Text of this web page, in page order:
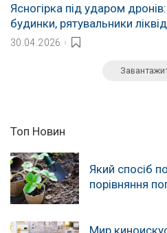
Ясногірка під ударом
будинки, рятувальники
30.04.2026
Топ Новин
Який спосіб
порівняння